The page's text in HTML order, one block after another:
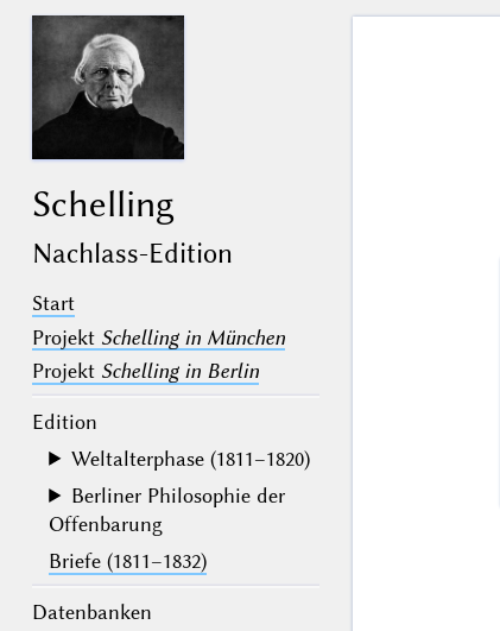
Schelling
Nachlass-Edition
Start
Projekt Schelling in München
Projekt Schelling in Berlin
Edition
Weltalterphase (1811–1820)
Berliner Philosophie der
Offenbarung
Briefe (1811–1832)
Datenbanken